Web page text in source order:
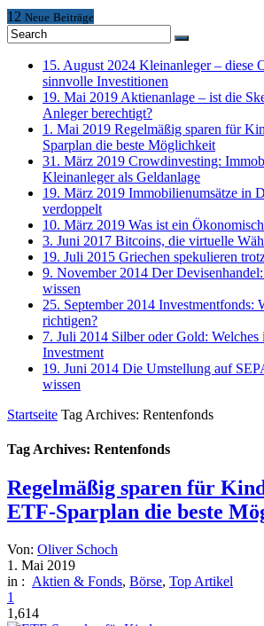
12 Neue Beiträge
15. August 2024 Kleinanleger – diese
sinnvolle Investitionen
19. Mai 2019 Aktienanlage – ist die
Anleger berechtigt?
1. Mai 2019 Regelmäßig sparen für
Sparplan die beste Möglichkeit
31. März 2019 Crowdinvesting:
Kleinanleger als Geldanlage
19. März 2019 Immobilienumsätze in
verdoppelt
10. März 2019 Was ist ein
3. Juni 2017 Bitcoins, die virtuelle
19. Juli 2015 Griechen spekulieren
9. November 2014 Der
wissen
25. September 2014 Investmentfonds:
richtigen?
7. Juli 2014 Silber oder Gold: Welches
Investment
19. Juni 2014 Die Umstellung auf
wissen
Startseite Tag Archives: Rentenfonds
Tag Archives: Rentenfonds
Regelmäßig sparen für
ETF-Sparplan die beste
Von: Oliver Schoch
1. Mai 2019
in : Aktien & Fonds, Börse, Top Artikel
1
1,614